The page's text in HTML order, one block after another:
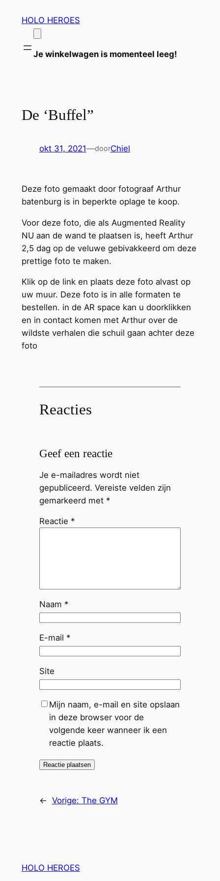
inhoud
HOLO HEROES
Je winkelwagen is momenteel leeg!
De ‘Buffel”
okt 31, 2021—doorChiel
Deze foto gemaakt door fotograaf Arthur
batenburg is in beperkte oplage te koop.
Voor deze foto, die als Augmented Reality
NU aan de wand te plaatsen is, heeft Arthur
2,5 dag op de veluwe gebivakkeerd om deze
prettige foto te maken.
Klik op de link en plaats deze foto alvast op
uw muur. Deze foto is in alle formaten te
bestellen. in de AR space kan u doorklikken
en in contact komen met Arthur over de
wildste verhalen die schuil gaan achter deze
foto
Reacties
Geef een reactie
Je e-mailadres wordt niet
gepubliceerd. Vereiste velden zijn
gemarkeerd met *
Reactie *
Naam *
E-mail *
Site
Mijn naam, e-mail en site opslaan
in deze browser voor de
volgende keer wanneer ik een
reactie plaats.
← Vorige: The GYM
HOLO HEROES